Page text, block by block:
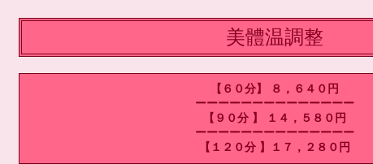
美體温調整
【６０分】 ８，６４０円
ーーーーーーーーーーーーーー
【９０分 】 １４，５８０円
ーーーーーーーーーーーーーー
【１２０分 】１７，２８０円